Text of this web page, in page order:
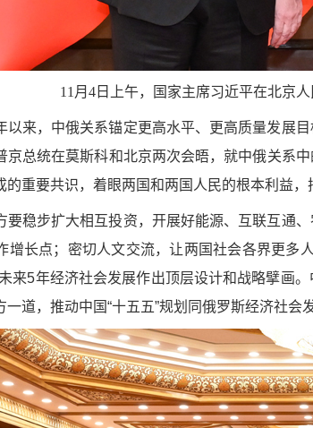
11月4日上午，国家主席习近平在北京
以来，中俄关系锚定更高水平、更高质量发展
京总统在莫斯科和北京两次会晤，就中俄关系
的重要共识，着眼两国和两国人民的根本利益
要稳步扩大相互投资，开展好能源、互联互通
增长点；密切人文交流，让两国社会各界更多
来5年经济社会发展作出顶层设计和战略擘画
道，推动中国“十五五”规划同俄罗斯经济社会